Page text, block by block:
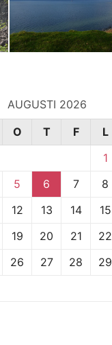
AUGUSTI 2026
O T F L
1
5 6 7 8
12 13 14 15
19 20 21 22
26 27 28 29